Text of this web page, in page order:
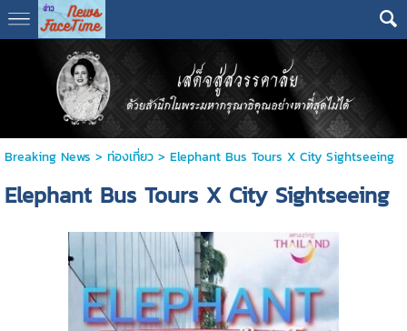
Breaking News > ท่องเที่ยว> Elephant Bus Tours X City Sightseeing
Elephant Bus Tours X City Sightseeing